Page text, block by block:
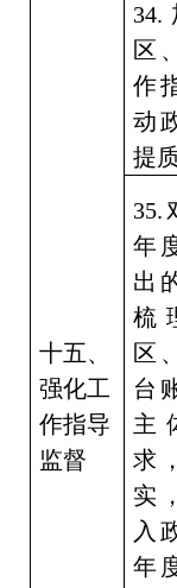
十五、
强化工
作指导
监督
34.
区
作
动
提
35.
年
出
梳
区
台
主
求
实
入
年